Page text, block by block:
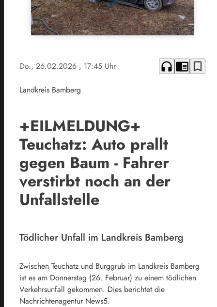
Do., 26.02.2026 , 17:45 Uhr headphones chrome_reader_mode bookmark_border
Landkreis Bamberg
+EILMELDUNG+
Teuchatz: Auto prallt
gegen Baum - Fahrer
verstirbt noch an der
Unfallstelle
Tödlicher Unfall im Landkreis Bamberg
Zwischen Teuchatz und Burggrub im Landkreis Bamberg
ist es am Donnerstag (26. Februar) zu einem tödlichen
Verkehrsunfall gekommen. Dies berichtet die
Nachrichtenagentur News5.